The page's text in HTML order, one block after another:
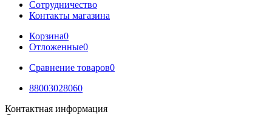
Сотрудничество
Контакты магазина
Корзина0
Отложенные0
Сравнение товаров0
88003028060
Контактная информация